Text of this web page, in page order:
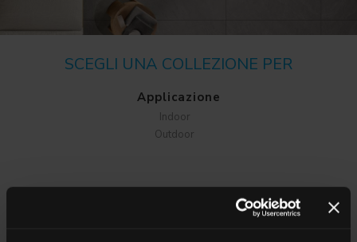
SCEGLI UNA COLLEZIONE PER
Applicazione
Indoor
Outdoor